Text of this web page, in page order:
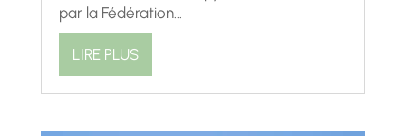
par la Fédération...
LIRE PLUS